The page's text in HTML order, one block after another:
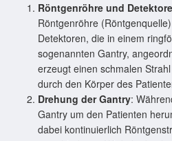
Röntgenröhre und
Röntgenröhre
Detektoren, die in einem
sogenannten Gantry,
erzeugt einen schmalen
durch den Körper des
Drehung der Gantry:
Gantry um den Patienten
dabei kontinuierlich